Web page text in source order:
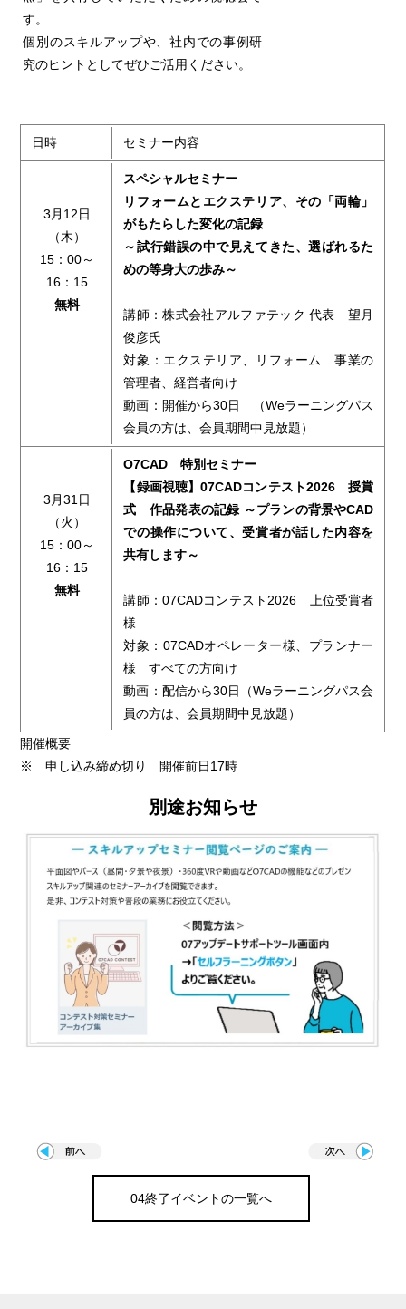
す。
個別のスキルアップや、社内での事例研
究のヒントとしてぜひご活用ください。
日時 セミナー内容
3月12日
（木）
15：00～
16：15
無料
スペシャルセミナー
リフォームとエクステリア、その「両輪」
がもたらした変化の記録
～試行錯誤の中で見えてきた、選ばれるた
めの等身大の歩み～
講師：株式会社アルファテック 代表 望月
俊彦氏
対象：エクステリア、リフォーム 事業の
管理者、経営者向け
動画：開催から30日 （Weラーニングパス
会員の方は、会員期間中見放題）
3月31日
（火）
15：00～
16：15
無料
O7CAD 特別セミナー
【録画視聴】07CADコンテスト2026 授賞
式 作品発表の記録 ～プランの背景やCAD
での操作について、受賞者が話した内容を
共有します～
講師：07CADコンテスト2026 上位受賞者
様
対象：07CADオペレーター様、プランナー
様 すべての方向け
動画：配信から30日（Weラーニングパス会
員の方は、会員期間中見放題）
開催概要
※ 申し込み締め切り 開催前日17時
別途お知らせ
04終了イベントの一覧へ